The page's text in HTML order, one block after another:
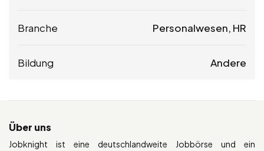
Branche Personalwesen, HR
Bildung Andere
Über uns
Jobknight ist eine deutschlandweite Jobbörse und ein